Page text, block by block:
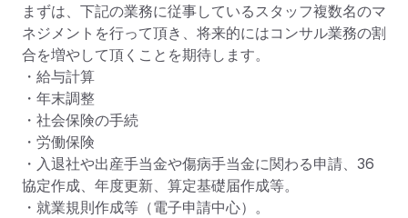
まずは、下記の業務に従事しているスタッフ複数名のマ
ネジメントを行って頂き、将来的にはコンサル業務の割
合を増やして頂くことを期待します。
・給与計算
・年末調整
・社会保険の手続
・労働保険
・入退社や出産手当金や傷病手当金に関わる申請、36
協定作成、年度更新、算定基礎届作成等。
・就業規則作成等（電子申請中心）。